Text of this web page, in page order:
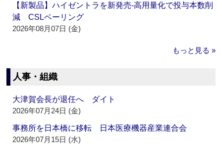
【新製品】ハイゼントラを新発売‐高用量化で投与本数削
減 CSLベーリング
2026年08月07日 (金)
もっと見る »
人事・組織
大津賀会長が退任へ ダイト
2026年07月24日 (金)
事務所を日本橋に移転 日本医療機器産業連合会
2026年07月15日 (水)